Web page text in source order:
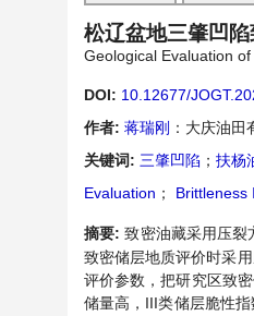
松辽盆地三肇凹
Geological Evaluation
DOI: 10.12677/
作者: 蒋瑞刚 ：大庆油
关键词: 三肇凹陷 ； 扶杨
Evaluation ； Brittleness
摘要:致密油藏采用压裂
致密储层地质评价时采
评价参数，把研究区致
储量高，III类储层脆性